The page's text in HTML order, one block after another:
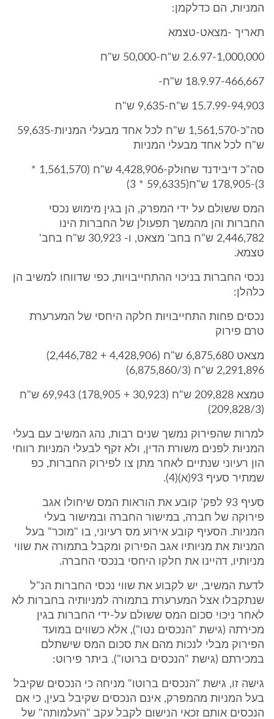
המניות, הם כדלקמן:
תאריך -מצאט-טצמא
2.6.97-1,000,000 ש"ח-50,000 ש"ח
18.9.97-466,667 ש"ח-
15.7.99-94,903 ש"ח-9,635 ש"ח
סה"כ-1,561,570 ש"ח לכל אחד מבעלי המניות-59,635
ש"ח לכל אחד מבעלי המניות
סה"כ דיבידנד שחולק-4,428,906 ש"ח (1,561,570 *
3)-178,905 ש"ח(59,6335 * 3)
המס ששולם על ידי המפרק, הן בגין מימוש נכסי
החברות והן מהמשך תפעולן של החברות הינו
2,446,782 ש"ח בחב' מצאט, ו- 30,923 ש"ח בחב'
טצמא.
נכסי החברות בניכוי ההתחייבויות, כפי שדווחו למשיב הן
כלהלן:
נכסים פחות התחייבויות חלקה היחסי של המערערת
טרם פירוק
מצאט 6,875,680 ש"ח (4,428,906 + 2,446,782)
2,291,896 ש"ח (6,875,860/3)
טמצא 209,828 ש"ח (30,923 + 178,905) 69,943 ש"ח
(209,828/3)
למרות שהפירוק נמשך שנים רבות, נהג המשיב עם בעלי
המניות לפנים משורת הדין, ולא זקף לבעלי המניות רווחי
הון רעיוני שנתיים לאחר מתן צו לפירוק החברות, כפ
שמתיר סעיף 93(א)(4).
סעיף 93 לפק' קובע את הוראות המס שיחולו אגב
פירוקה של חברה, במישור החברה ובמישור בעלי
המניות. הסעיף קובע אירוע מס רעיוני, בו "מוכר" בעל
המניות את מניותיו אגב הפירוק ומקבל בתמורה את שווי
מניותיו, דהיינו את חלקו היחסי בנכסי החברה.
לדעת המשיב, יש לקבוע את שווי נכסי החברות הנ"ל
שנתקבלו אצל המערערת בתמורה למניותיה בחברות לא
לאחר ניכוי סכום המס ששולם על-ידי החברות בגין
מכירתה (גישת "הנכסים נטו"), אלא כשווים במועד
הפירוק מבלי לנכות מהם את סכום המס שישתלם
במכירתם (גישת "הנכסים ברוטו"). ביתר פירוט:
גישה זו, גישת "הנכסים ברוטו" מניחה כי הנכסים שקיבל
בעל המניות מהמפרק, אינם הנכסים שקיבל בעין, כי אם
הנכסים אותם זכאי הנישום לקבל עקב "העלמותה" של